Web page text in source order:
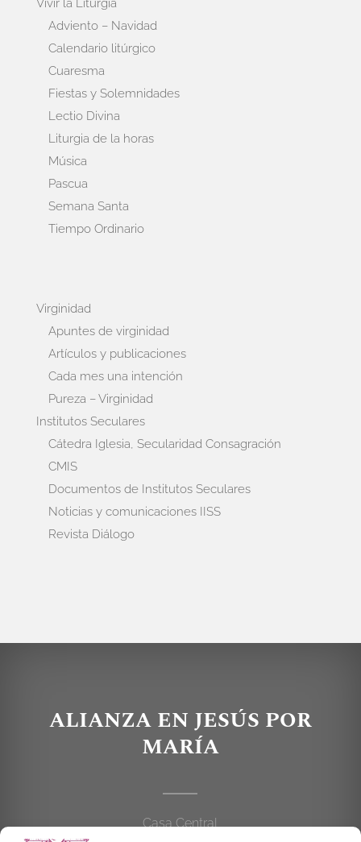
Vivir la Liturgia
Adviento – Navidad
Calendario litúrgico
Cuaresma
Fiestas y Solemnidades
Lectio Divina
Liturgia de la horas
Música
Pascua
Semana Santa
Tiempo Ordinario
Virginidad
Apuntes de virginidad
Artículos y publicaciones
Cada mes una intención
Pureza – Virginidad
Institutos Seculares
Cátedra Iglesia, Secularidad Consagración
CMIS
Documentos de Institutos Seculares
Noticias y comunicaciones IISS
Revista Diálogo
ALIANZA EN JESÚS POR
MARÍA
Casa Central